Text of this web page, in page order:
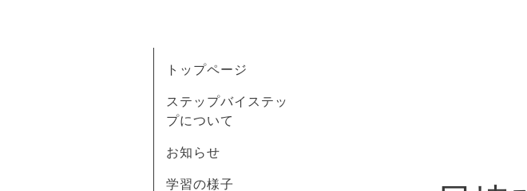
トップページ
ステップバイステッ
プについて
お知らせ
学習の様子